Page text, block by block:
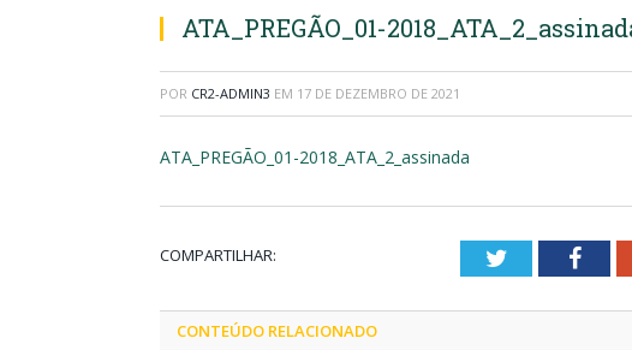
ATA_PREGÃO_01-
POR CR2-ADMIN3 EM 17 DE DEZEMBRO DE 2021
ATA_PREGÃO_01-2018_ATA_2_assinada
COMPARTILHAR: Twitter
CONTEÚDO RELACIONADO